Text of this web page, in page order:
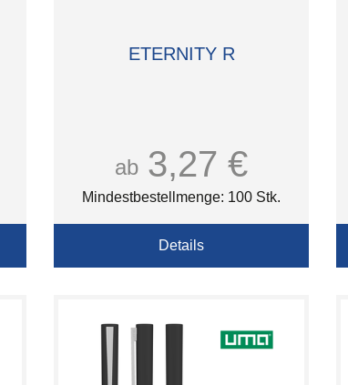
ETERNITY R
ab 3,27 €
Mindestbestellmenge: 100 Stk.
Details